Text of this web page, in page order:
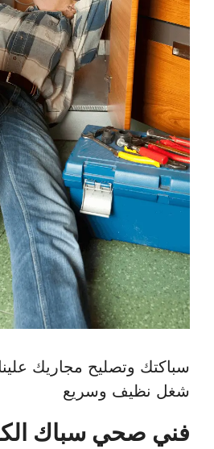
سباكتك وتصليح مجاريك
شغل نظيف وسريع
فني صحي سباك